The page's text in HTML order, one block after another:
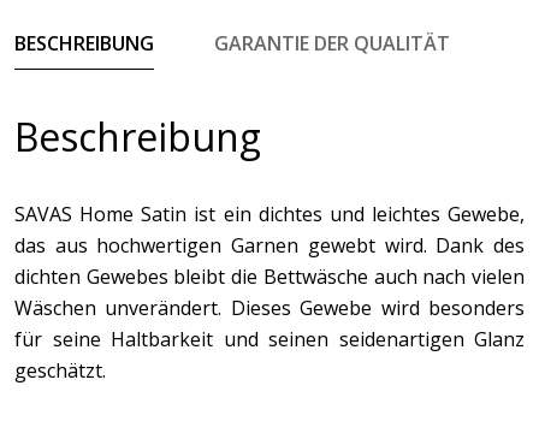
BESCHREIBUNG GARANTIE DER QUALITÄT
Beschreibung
SAVAS Home Satin ist ein dichtes und leichtes Gewebe,
das aus hochwertigen Garnen gewebt wird. Dank des
dichten Gewebes bleibt die Bettwäsche auch nach vielen
Wäschen unverändert. Dieses Gewebe wird besonders
für seine Haltbarkeit und seinen seidenartigen Glanz
geschätzt.